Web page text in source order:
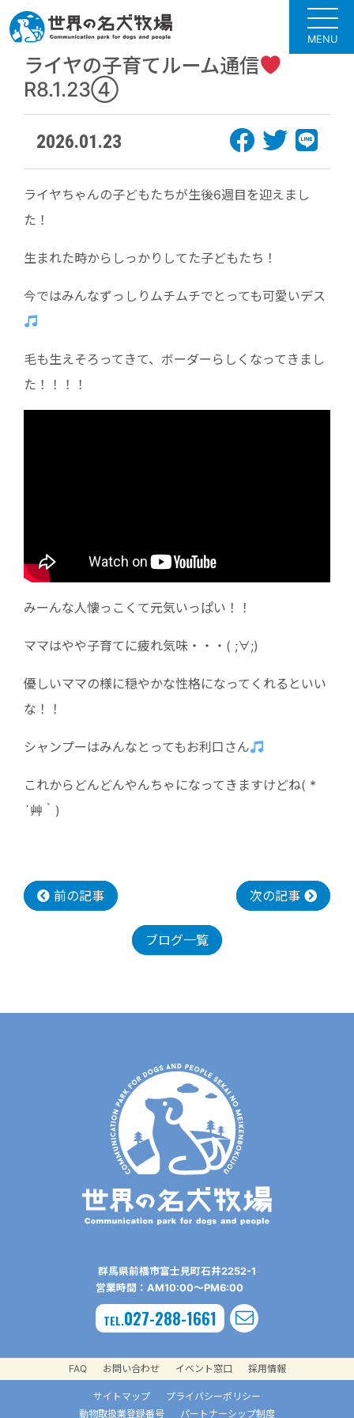
MENU
ライヤの子育てルーム通信
R8.1.23④
2026.01.23
ライヤちゃんの子どもたちが生後6週目を迎えまし
た！
生まれた時からしっかりしてた子どもたち！
今ではみんなずっしりムチムチでとっても可愛いデス
毛も生えそろってきて、ボーダーらしくなってきまし
た！！！！
みーんな人懐っこくて元気いっぱい！！
ママはやや子育てに疲れ気味・・・( ;∀;)
優しいママの様に穏やかな性格になってくれるといい
な！！
シャンプーはみんなとってもお利口さん
これからどんどんやんちゃになってきますけどね( *
´艸｀)
前の記事 次の記事
ブログ一覧
群⾺県前橋市富⼠⾒町⽯井2252-1
営業時間：AM10:00〜PM6:00
TEL.027-288-1661
FAQ お問い合わせ イベント窓口 採用情報
サイトマップ
プライバシーポリシー
動物取扱業登録番号
パートナーシップ制度